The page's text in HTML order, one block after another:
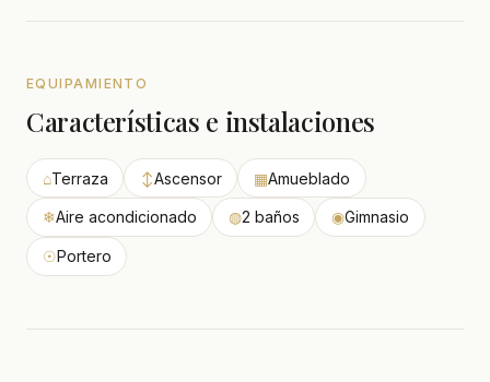
EQUIPAMIENTO
Características e instalaciones
⌂Terraza ↕Ascensor ▦Amueblado
❄Aire acondicionado ◍2 baños ◉Gimnasio
☉Portero